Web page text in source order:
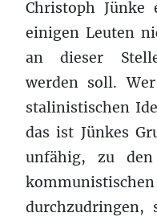
Christoph Jünke
einigen Leuten
an dieser
werden soll.
stalinistischen
das ist Jünkes
unfähig, zu
durchzudringen,